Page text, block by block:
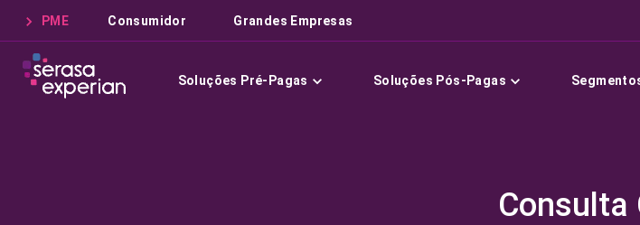
PME Consumidor Grandes Empresas
Soluções Pré-Pagas Soluções Pós-Pagas
Consulta